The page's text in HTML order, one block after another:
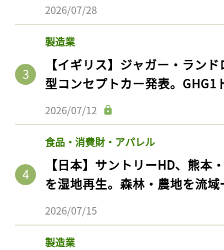
2026/07/28
製造業
【イギリス】ジャガー・ラン
型コンセプトカー発表。GHG1
2026/07/12
食品・消費財・アパレル
【日本】サントリーHD、熊本
を湿地再生。森林・農地を流
2026/07/15
製造業